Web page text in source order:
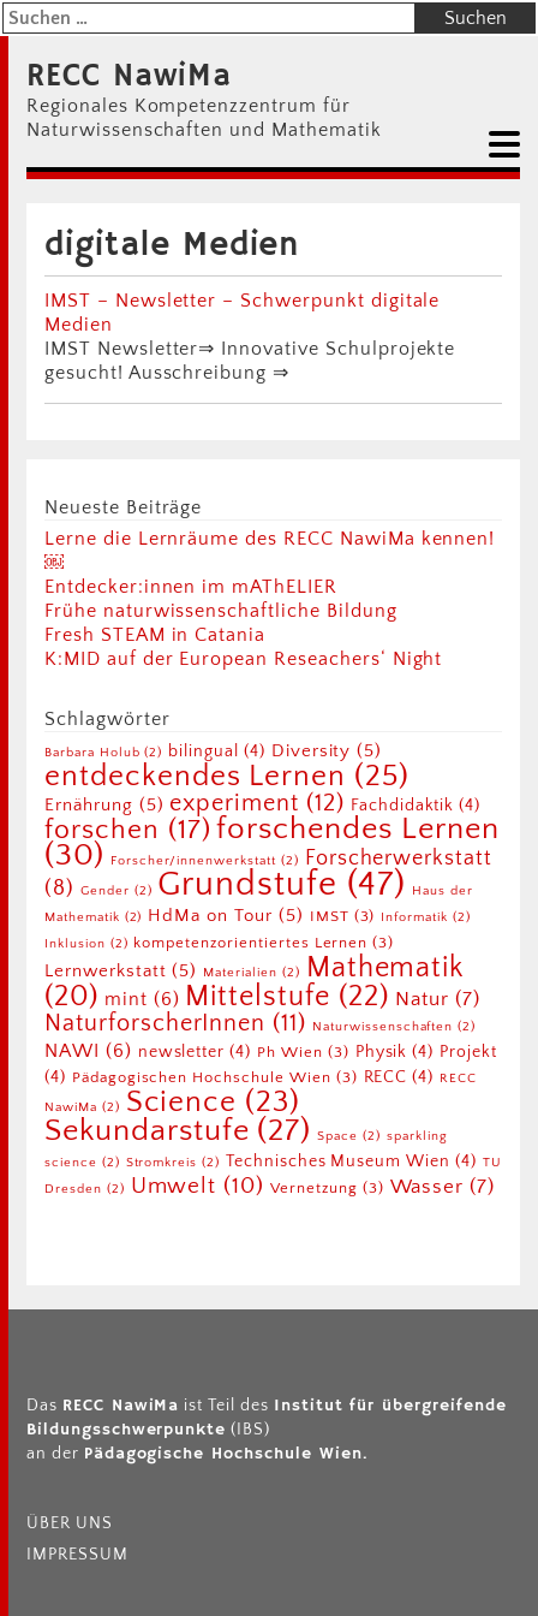
RECC NawiMa
Regionales Kompetenzzentrum für
Naturwissenschaften und Mathematik
digitale Medien
IMST – Newsletter – Schwerpunkt digitale
Medien
IMST Newsletter⇒ Innovative Schulprojekte
gesucht! Ausschreibung ⇒
Neueste Beiträge
Lerne die Lernräume des RECC NawiMa kennen!
￼
Entdecker:innen im mAThELIER
Frühe naturwissenschaftliche Bildung
Fresh STEAM in Catania
K:MID auf der European Reseachers‘ Night
Schlagwörter
Barbara Holub (2) bilingual (4) Diversity (5)
entdeckendes Lernen (25)
Ernährung (5) experiment (12) Fachdidaktik (4)
forschen (17) forschendes Lernen
(30) Forscher/innenwerkstatt(2) Forscherwerkstatt
(8) Gender (2) Grundstufe (47)
Haus der
Mathematik (2) HdMa on Tour (5) IMST (3) Informatik (2)
Inklusion (2) kompetenzorientiertes Lernen (3)
Lernwerkstatt (5) Materialien (2)
Mathematik
(20) mint (6) Mittelstufe (22) Natur (7)
NaturforscherInnen (11) Naturwissenschaften (2)
NAWI (6) newsletter (4) Ph Wien (3) Physik (4) Projekt
(4) Pädagogischen Hochschule Wien (3) RECC (4) RECC
NawiMa (2) Science (23)
Sekundarstufe (27) Space (2) sparkling
science (2) Stromkreis (2) Technisches Museum Wien (4) TU
Dresden (2) Umwelt (10) Vernetzung (3) Wasser (7)
Das RECC NawiMa ist Teil des Institut für übergreifende
Bildungsschwerpunkte (IBS)
an der Pädagogische Hochschule Wien.
ÜBER UNS
IMPRESSUM